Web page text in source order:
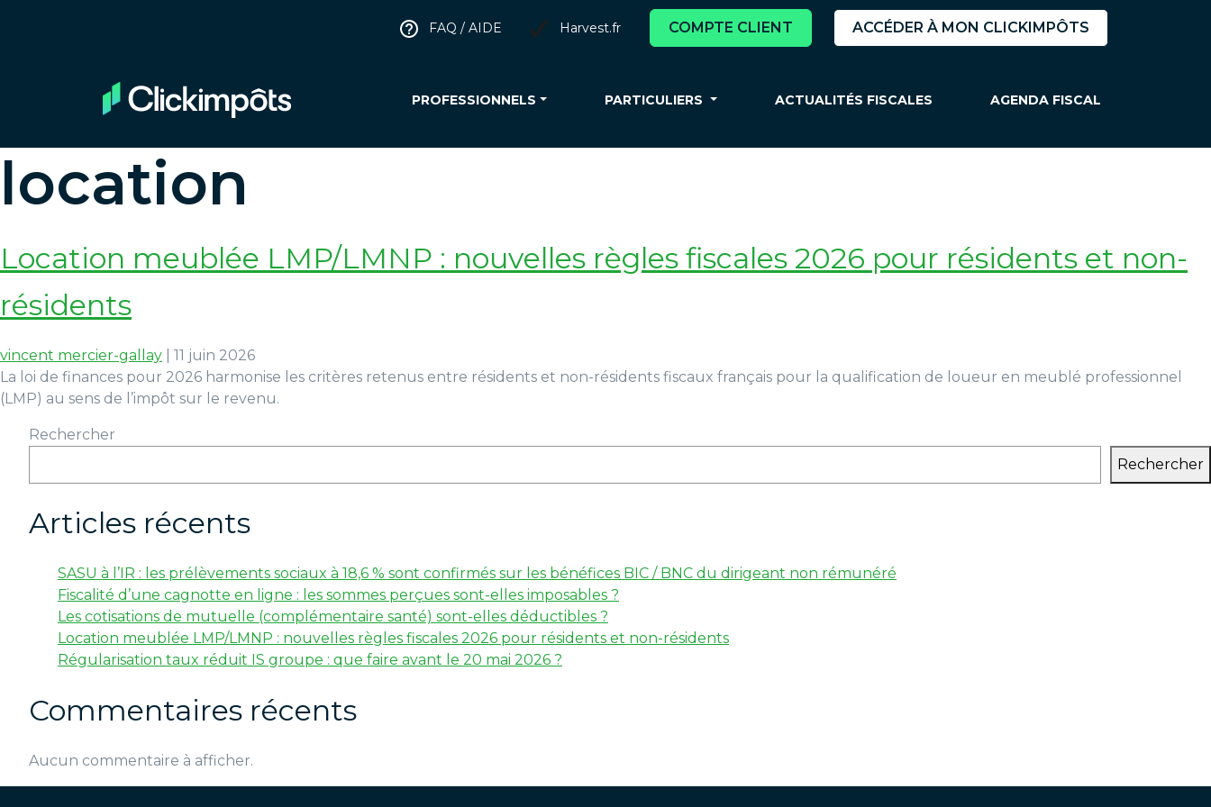
FAQ / AIDE Harvest.fr COMPTE CLIENT ACCÉDER À MON CLICKIMPÔTS
PROFESSIONNELS PARTICULIERS ACTUALITÉS FISCALES AGENDA FISCAL
location
Location meublée LMP/LMNP : nouvelles règles fiscales 2026 pour résidents et non-
résidents
vincent mercier-gallay
11 juin 2026
La loi de finances pour 2026 harmonise les critères retenus entre résidents et non-résidents fiscaux français pour la qualification de loueur en meublé professionnel
(LMP) au sens de l’impôt sur le revenu.
Rechercher
Rechercher
Articles récents
SASU à l’IR : les prélèvements sociaux à 18,6 % sont confirmés sur les bénéfices BIC / BNC du dirigeant non rémunéré
Fiscalité d’une cagnotte en ligne : les sommes perçues sont-elles imposables ?
Les cotisations de mutuelle (complémentaire santé) sont-elles déductibles ?
Location meublée LMP/LMNP : nouvelles règles fiscales 2026 pour résidents et non-résidents
Régularisation taux réduit IS groupe : que faire avant le 20 mai 2026 ?
Commentaires récents
Aucun commentaire à afficher.